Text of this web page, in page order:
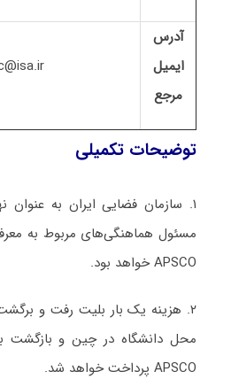
آدرس
ایمیل
مرجع
توضیحات تکمیلی
۱. سازمان فضایی ایران به عنوان
مسئول هماهنگی‌های مربوط به
APSCO خواهد بود.
۲. هزینه یک بار بلیت رفت و
محل دانشگاه در چین و بازگشت
APSCO پرداخت خواهد شد.